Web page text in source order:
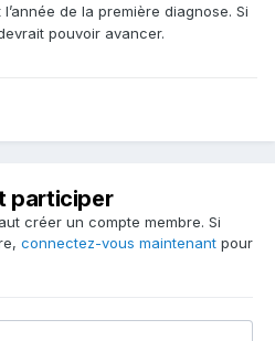
de la première diagnose. Si
pouvoir avancer.
participer
créer un compte membre. Si
connectez-vous maintenant pour